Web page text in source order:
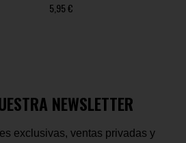
5,95 €
NEWSLETTER
exclusivas, ventas privadas y